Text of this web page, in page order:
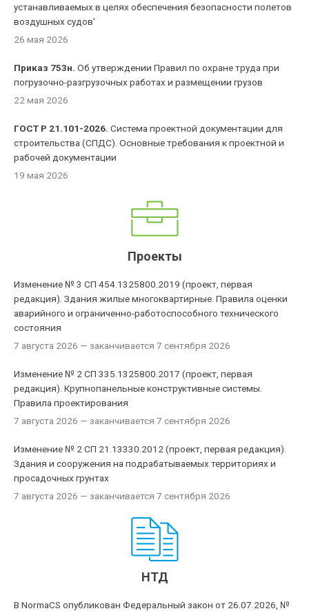
устанавливаемых в целях обеспечения безопасности полетов
воздушных судов'
26 мая 2026
Приказ 753н. Об утверждении Правил по охране труда при
погрузочно-разгрузочных работах и размещении грузов
22 мая 2026
ГОСТ Р 21.101-2026. Система проектной документации для
строительства (СПДС). Основные требования к проектной и
рабочей документации
19 мая 2026
Проекты
Изменение № 3 СП 454.1325800.2019 (проект, первая
редакция). Здания жилые многоквартирные. Правила оценки
аварийного и ограниченно-работоспособного технического
состояния
7 августа 2026 — заканчивается 7 сентября 2026
Изменение № 2 СП 335.1325800.2017 (проект, первая
редакция). Крупнопанельные конструктивные системы.
Правила проектирования
7 августа 2026 — заканчивается 7 сентября 2026
Изменение № 2 СП 21.13330.2012 (проект, первая редакция).
Здания и сооружения на подрабатываемых территориях и
просадочных грунтах
7 августа 2026 — заканчивается 7 сентября 2026
НТД
В NormaCS опубликован Федеральный закон от 26.07.2026, №